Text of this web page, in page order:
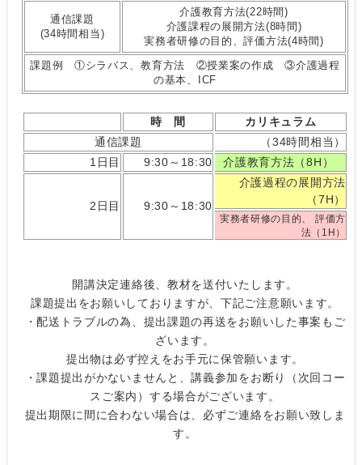
通信課題
(34時間相当)
介護教育方法(22時間)
介護課程の展開方法(8時間)
実務者研修の目的、評価方法(4時間)
課題例 ①シラバス、教育方法 ②授業案の作成 ③介護過程
の基本、ICF
時 間
カリキュラム
通信課題
（34時間相当）
1日目
9:30～18:30 介護教育方法（8H）
2日目 9:30～18:30
介護過程の展開方法
（7H）
実務者研修の目的、 評価方
法（1H）
開講決定連絡後、教材を送付いたします。
課題提出をお願いしておりますが、下記ご注意願います。
・配送トラブルの為、提出課題の再送をお願いした事案もご
ざいます。
提出物は必ず控えをお手元に保管願います。
・課題提出がかないませんと、講義参加をお断り（次回コー
スご案内）する場合がございます。
提出期限に間に合わない場合は、必ずご連絡をお願い致しま
す。